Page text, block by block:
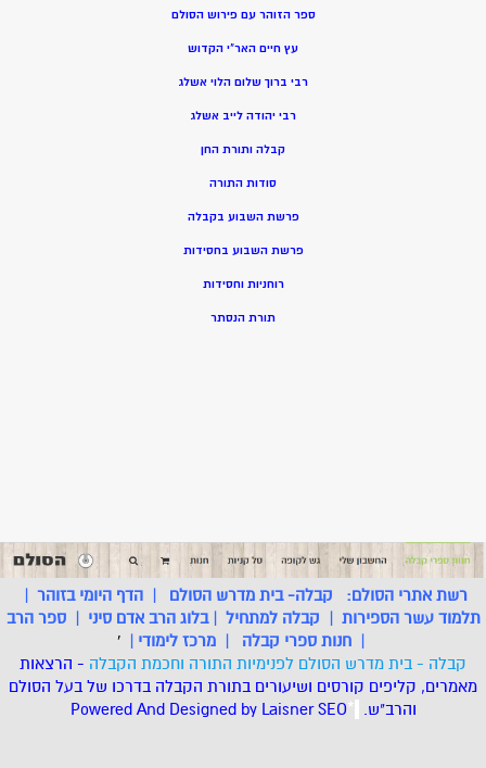
ספר הזוהר עם פירוש הסולם
עץ חיים האר”י הקדוש
רבי ברוך שלום הלוי אשלג
רבי יהודה לייב אשלג
קבלה ותורת החן
סודות התורה
פרשת השבוע בקבלה
פרשת השבוע בחסידות
רוחניות וחסידות
תורת הנסתר
רשת אתרי הסולם: קבלה- בית מדרש הסולם |הדף היומי בזוהר |
תלמוד עשר הספירות | קבלה למתחיל |בלוג הרב אדם סיני |ספר הרב
| חנות ספרי קבלה | מרכז לימודי |
'
קבלה - בית מדרש הסולם לפנימיות התורה וחכמת הקבלה - הרצאות
מאמרים, קליפים קורסים ושיעורים בתורת הקבלה בדרכו של בעל הסולם
והרב"ש. *
Powered And Designed by LaisnerSEO